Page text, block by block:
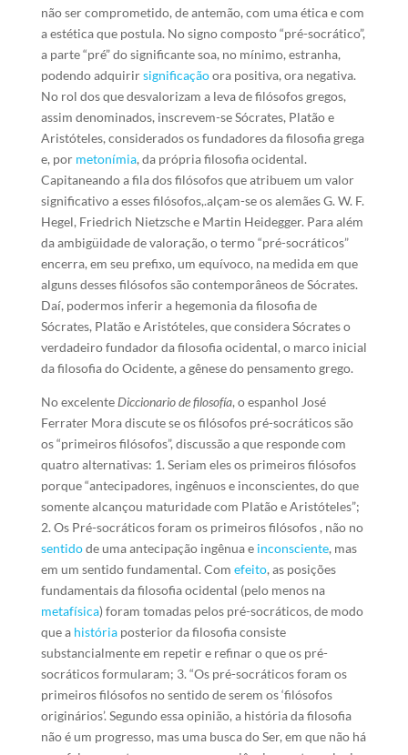
não ser comprometido, de antemão, com uma ética e com
a estética que postula. No signo composto “pré-socrático”,
a parte “pré” do significante soa, no mínimo, estranha,
podendo adquirirsignificaçãoora positiva, ora negativa.
No rol dos que desvalorizam a leva de filósofos gregos,
assim denominados, inscrevem-se Sócrates, Platão e
Aristóteles, considerados os fundadores da filosofia grega
e, por metonímia, da própria filosofia ocidental.
Capitaneando a fila dos filósofos que atribuem um valor
significativo a esses filósofos,.alçam-se os alemães G. W. F.
Hegel, Friedrich Nietzsche e Martin Heidegger. Para além
da ambigüidade de valoração, o termo “pré-socráticos”
encerra, em seu prefixo, um equívoco, na medida em que
alguns desses filósofos são contemporâneos de Sócrates.
Daí, podermos inferir a hegemonia da filosofia de
Sócrates, Platão e Aristóteles, que considera Sócrates o
verdadeiro fundador da filosofia ocidental, o marco inicial
da filosofia do Ocidente, a gênese do pensamento grego.
No excelente Diccionario de filosofía, o espanhol José
Ferrater Mora discute se os filósofos pré-socráticos são
os “primeiros filósofos”, discussão a que responde com
quatro alternativas: 1. Seriam eles os primeiros filósofos
porque “antecipadores, ingênuos e inconscientes, do que
somente alcançou maturidade com Platão e Aristóteles”;
2. Os Pré-socráticos foram os primeiros filósofos , não no
sentidode uma antecipação ingênua e inconsciente, mas
em um sentido fundamental. Com efeito, as posições
fundamentais da filosofia ocidental (pelo menos na
metafísica) foram tomadas pelos pré-socráticos, de modo
que a históriaposterior da filosofia consiste
substancialmente em repetir e refinar o que os pré-
socráticos formularam; 3. “Os pré-socráticos foram os
primeiros filósofos no sentido de serem os ‘filósofos
originários’. Segundo essa opinião, a história da filosofia
não é um progresso, mas uma busca do Ser, em que não há